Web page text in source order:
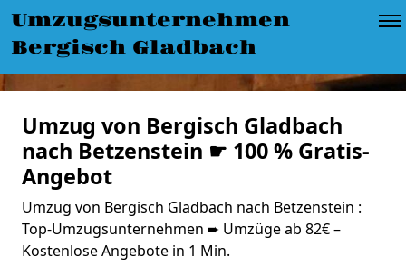
Umzugsunternehmen
Bergisch Gladbach
Umzug von Bergisch Gladbach
nach Betzenstein ☛ 100 % Gratis-
Angebot
Umzug von Bergisch Gladbach nach Betzenstein :
Top-Umzugsunternehmen ➨ Umzüge ab 82€ –
Kostenlose Angebote in 1 Min.